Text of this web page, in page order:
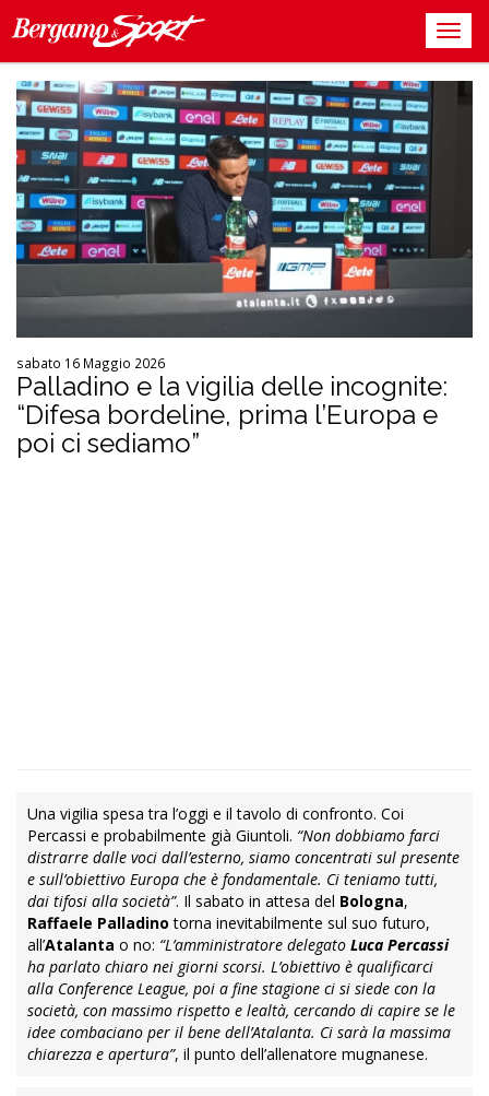
sabato 16 Maggio 2026
Palladino e la vigilia delle incognite:
“Difesa bordeline, prima l’Europa e
poi ci sediamo”
Una vigilia spesa tra l’oggi e il tavolo di confronto. Coi
Percassi e probabilmente già Giuntoli. “Non dobbiamo farci
distrarre dalle voci dall’esterno, siamo concentrati sul presente
e sull’obiettivo Europa che è fondamentale. Ci teniamo tutti,
dai tifosi alla società”. Il sabato in attesa del Bologna,
Raffaele Palladino torna inevitabilmente sul suo futuro,
all’Atalanta o no: “L’amministratore delegato Luca Percassi
ha parlato chiaro nei giorni scorsi. L’obiettivo è qualificarci
alla Conference League, poi a fine stagione ci si siede con la
società, con massimo rispetto e lealtà, cercando di capire se le
idee combaciano per il bene dell’Atalanta. Ci sarà la massima
chiarezza e apertura”, il punto dell’allenatore mugnanese.